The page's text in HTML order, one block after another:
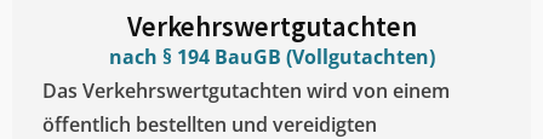
Verkehrswertgutachten
nach § 194 BauGB (Vollgutachten)
Das Verkehrswertgutachten wird von einem
öffentlich bestellten und vereidigten